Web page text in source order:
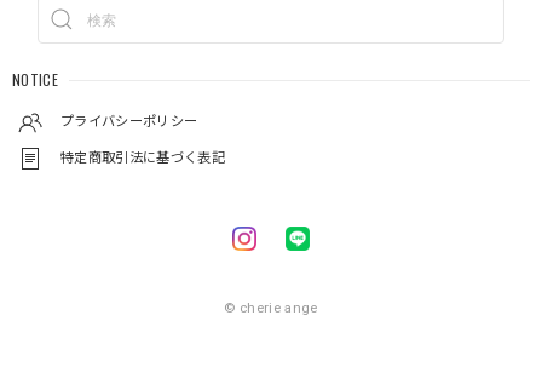
NOTICE
プライバシーポリシー
特定商取引法に基づく表記
© cherie ange